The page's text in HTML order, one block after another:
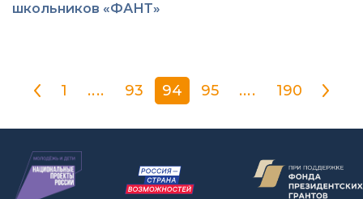
школьников «ФАНТ»
1 .... 93 94 95 .... 190